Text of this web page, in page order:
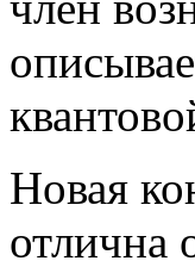
Новая
отлична